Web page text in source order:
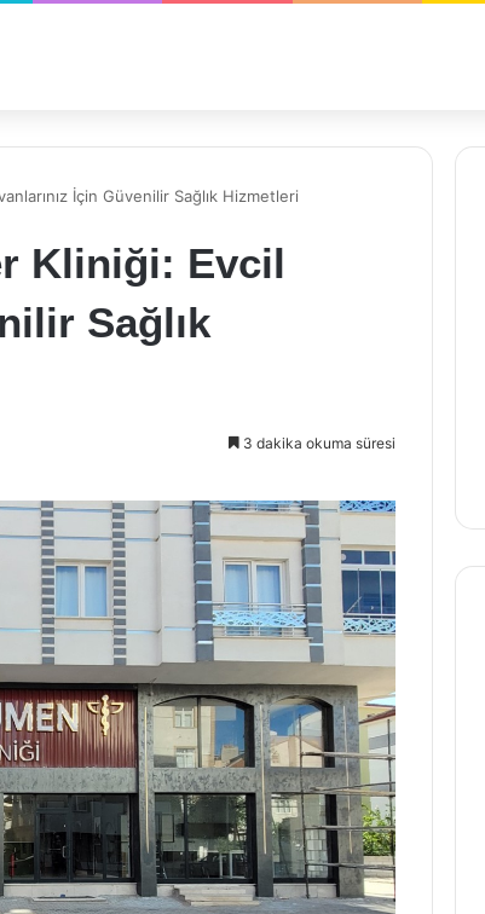
İçin Güvenilir Sağlık Hizmetleri
Kliniği: Evcil
Sağlık
3 dakika okuma süresi